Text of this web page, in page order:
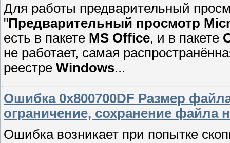
Для работы предварительный
"Предварительный просмотр
есть в пакете MS Office, и в пакете
не работает, самая
реестре Windows...
Ошибка 0x800700DF Размер
ограничение, сохранение файла
Ошибка возникает при попытке